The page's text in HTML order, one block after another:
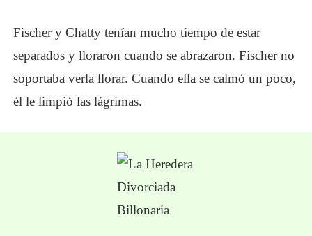
Fischer y Chatty tenían mucho tiempo de estar
separados y lloraron cuando se abrazaron. Fischer no
soportaba verla llorar. Cuando ella se calmó un poco,
él le limpió las lágrimas.